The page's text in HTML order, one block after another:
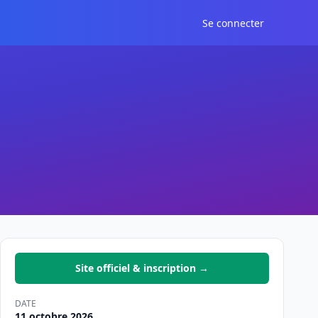
Se connecter
Site officiel & inscription →
DATE